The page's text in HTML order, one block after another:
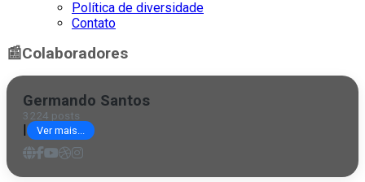
Política de diversidade
Contato
📰Colaboradores
Germando Santos
3224 posts
| Ver mais...